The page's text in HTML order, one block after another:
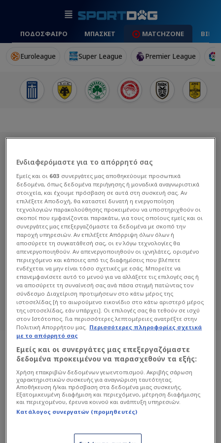
ΠΟΔΟΣΦΑΙΡΟ ΜΠΑΣΚΕΤ MATCHZONE
Euroleague Super League Premier League
ΣΩΤΗΡΊΑ ΔΕΜΊΡΟΓΛΟΥ
Διαβάστε όλα τα άρθρα του Sportdog
σχετικά με το θέμα Σωτηρία Δεμίρογλου.
Sportdog: Πιστό στον φίλαθλο.
Ενδιαφερόμαστε για το απόρρητό σας
Εμείς και οι 603 συνεργάτες μας αποθηκεύουμε προσωπικά
δεδομένα, όπως δεδομένα περιήγησης ή μοναδικά αναγνωριστικά
στοιχεία, και έχουμε πρόσβαση σε αυτά στη συσκευή σας. Αν
επιλέξετε Αποδοχή, θα καταστεί δυνατή η ενεργοποίηση
τεχνολογιών παρακολούθησης προκειμένου να υποστηριχθούν οι
σκοποί που εμφανίζονται παρακάτω, για τους οποίους εμείς και οι
συνεργάτες μας επεξεργαζόμαστε τα δεδομένα με σκοπό την
παροχή υπηρεσιών. Αν επιλέξετε Απόρριψη όλων όλων ή
αποσύρετε τη συγκατάθεσή σας, οι εν λόγω τεχνολογίες θα
απενεργοποιηθούν. Αν απενεργοποιηθούν οι ιχνηλάτες, ορισμένο
περιεχόμενο και κάποιες από τις διαφημίσεις που βλέπετε
ενδέχεται να μην είναι τόσο σχετικές με εσάς. Μπορείτε να
επανεμφανίσετε αυτό το μενού για να αλλάξετε τις επιλογές σας ή
να αποσύρετε τη συναίνεσή σας ανά πάσα στιγμή πατώντας τον
σύνδεσμο Διαχείριση προτιμήσεων στο κάτω μέρος της
ιστοσελίδας [ή το αιωρούμενο εικονίδιο στο κάτω αριστερό μέρος
της ιστοσελίδας, εάν υπάρχει]. Οι επιλογές σας θα τεθούν σε ισχύ
στον Ιστότοπος. Για περισσότερες λεπτομέρειες ανατρέξτε στην
Πολιτική Απορρήτου μας. Περισσότερες πληροφορίες σχετικά
με το απόρρητό σας
Εμείς και οι συνεργάτες μας επεξεργαζόμαστε
δεδομένα προκειμένου να παρασχεθούν τα εξής:
Χρήση επακριβών δεδομένων γεωεντοπισμού. Ακριβής σάρωση
χαρακτηριστικών συσκευής για αναγνώριση ταυτότητας.
Αποθήκευση ή/και πρόσβαση στα δεδομένα μιας συσκευής.
Εξατομικευμένη διαφήμιση και περιεχόμενο, μέτρηση διαφήμισης
και περιεχομένου, έρευνα κοινού και ανάπτυξη υπηρεσιών.
Κατάλογος συνεργατών (προμηθευτές)